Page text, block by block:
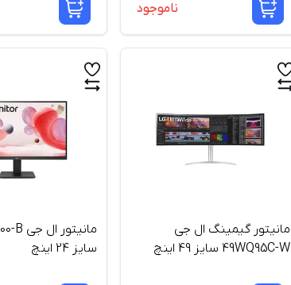
ناموجود
مانیتور گیمینگ ال جی
49WQ95C-W سایز 49 اینچ
سایز 24 اینچ